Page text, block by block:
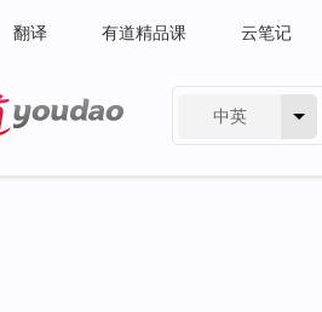
翻译 有道精品课 云笔记
中英